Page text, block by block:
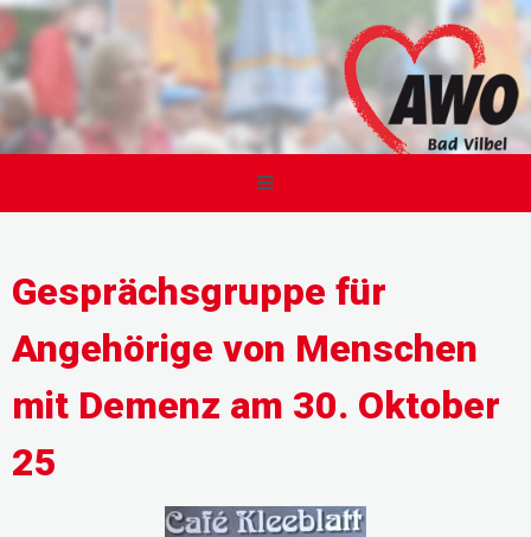
Gesprächsgruppe für
Angehörige von Menschen
mit Demenz am 30. Oktober
25